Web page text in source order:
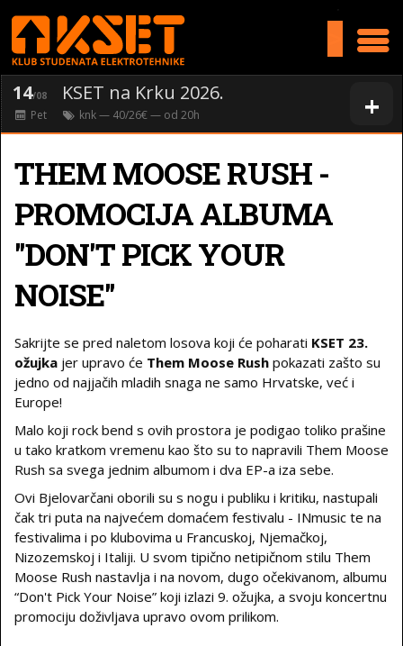
+
14/08 KSET na Krku 2026.
Pet knk— 40/26€ — od 20h
THEM MOOSE RUSH -
PROMOCIJA ALBUMA
"DON'T PICK YOUR
NOISE"
Sakrijte se pred naletom losova koji će poharati KSET 23.
ožujka jer upravo će Them Moose Rush pokazati zašto su
jedno od najjačih mladih snaga ne samo Hrvatske, već i
Europe!
Malo koji rock bend s ovih prostora je podigao toliko prašine
u tako kratkom vremenu kao što su to napravili Them Moose
Rush sa svega jednim albumom i dva EP-a iza sebe.
Ovi Bjelovarčani oborili su s nogu i publiku i kritiku, nastupali
čak tri puta na najvećem domaćem festivalu - INmusic te na
festivalima i po klubovima u Francuskoj, Njemačkoj,
Nizozemskoj i Italiji. U svom tipično netipičnom stilu Them
Moose Rush nastavlja i na novom, dugo očekivanom, albumu
“Don't Pick Your Noise” koji izlazi 9. ožujka, a svoju koncertnu
promociju doživljava upravo ovom prilikom.